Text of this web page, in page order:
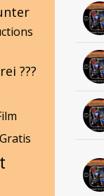
???
Gratis